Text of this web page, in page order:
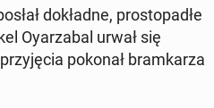
do­kład­ne, pro­sto­pa­dłe
Oy­arza­bal urwał się
pokonał bram­ka­rza